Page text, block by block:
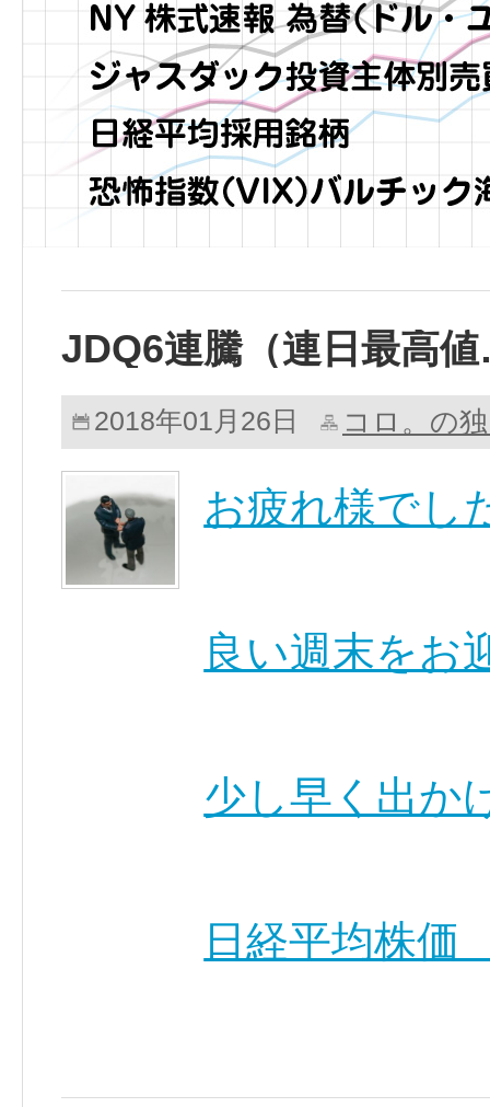
JDQ6連騰（連日最高
2018年01月26日 コロ。の
お疲れ様でし
良い週末をお
少し早く出か
日経平均株